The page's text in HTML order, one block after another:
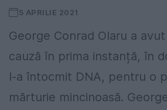
5 APRILIE 2021
George Conrad Olaru a
cauză în prima instanță, în
l-a întocmit DNA, pentru o
mărturie mincinoasă.